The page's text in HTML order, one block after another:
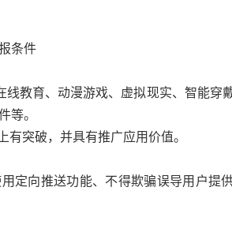
条件
教育、动漫游戏、虚拟现实、智能穿
等。
突破，并具有推广应用价值。
定向推送功能、不得欺骗误导用户提供